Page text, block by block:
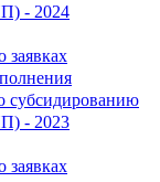
- 2024
субсидированию
- 2023